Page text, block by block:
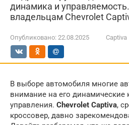
динамика и
владельцам Chevrolet
Опубликовано: 22.08.2025 Captiva
В выборе автомобиля многие
внимание на его динамические
управления. Chevrolet Captiva,
кроссовер, давно